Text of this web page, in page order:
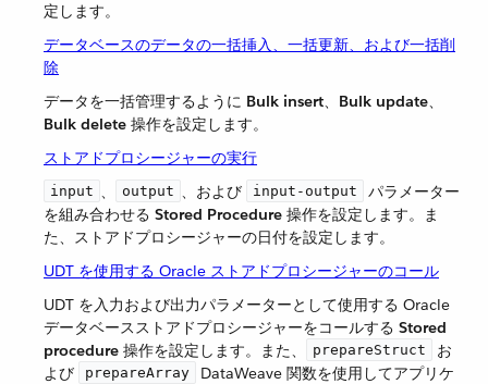
定します。
データベースのデータの一括挿入、一括更新、および一括削
除
データを一括管理するように ​ Bulk insert​、​ Bulk update​、​
Bulk delete ​ 操作を設定します。
ストアドプロシージャーの実行
input ​、​ output ​、および ​ input-output
​ パラメーター
を組み合わせる ​ Stored Procedure ​ 操作を設定します。ま
た、ストアドプロシージャーの日付を設定します。
UDT を使用する Oracle ストアドプロシージャーのコール
UDT を入力および出力パラメーターとして使用する Oracle
データベースストアドプロシージャーをコールする ​ Stored
procedure ​ 操作を設定します。また、​ prepareStruct
​ お
よび ​
prepareArray
​ DataWeave 関数を使用してアプリケ